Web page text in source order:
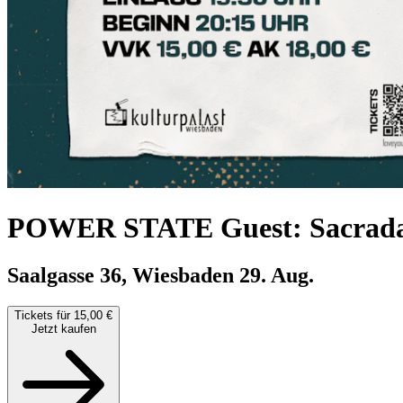
POWER STATE Guest:
Saalgasse 36, Wiesbaden 29. Aug.
Tickets für 15,00 €
Jetzt kaufen